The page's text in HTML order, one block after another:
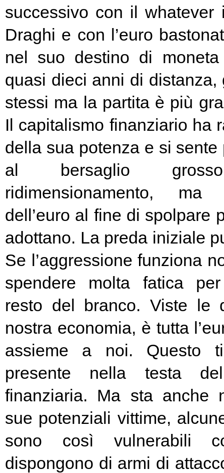
successivo con il whatever
Draghi e con l’euro
nel suo destino di
quasi dieci anni di
stessi ma la partita è più
Il capitalismo finanziario ha
della sua potenza e si sente
al bersaglio
ridimensionamento,
dell’euro al fine di spolpare
adottano. La preda iniziale
Se l’aggressione funziona
spendere molta fatica
resto del branco. Viste le
nostra economia, è tutta
assieme a noi. Questo
presente nella testa
finanziaria. Ma sta anche
sue potenziali vittime,
sono così vulnerabili
dispongono di armi di